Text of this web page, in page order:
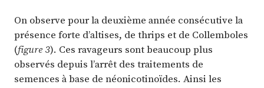
On observe pour la deuxième année consécutive la
présence forte d’altises, de thrips et de Collemboles
(figure 3). Ces ravageurs sont beaucoup plus
observés depuis l’arrêt des traitements de
semences à base de néonicotinoïdes. Ainsi les